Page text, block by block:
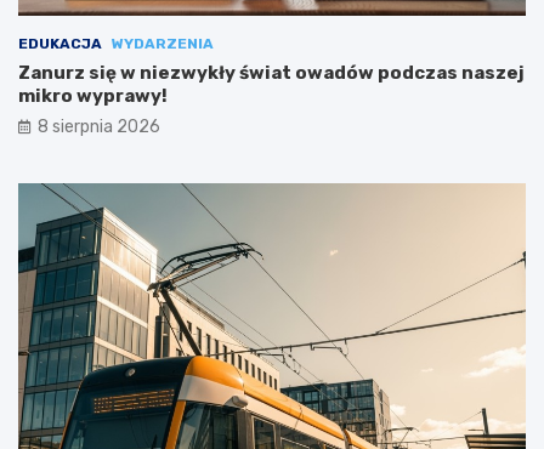
EDUKACJA WYDARZENIA
Zanurz się w niezwykły świat owadów podczas naszej
mikro wyprawy!
8 sierpnia 2026